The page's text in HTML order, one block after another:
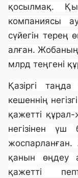
қосылмақ.
компаниясы
сүйегін терең
алған.
млрд теңгені
Қазіргі
кешеннің
қажетті
негізінен
қанын өңдеу
қажетті